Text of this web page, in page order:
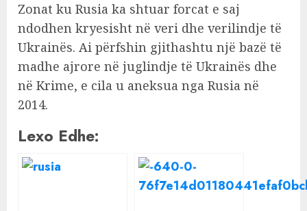
Zonat ku Rusia ka shtuar forcat e saj
ndodhen kryesisht në veri dhe verilindje të
Ukrainës. Ai përfshin gjithashtu një bazë të
madhe ajrore në juglindje të Ukrainës dhe
në Krime, e cila u aneksua nga Rusia në
2014.
Lexo Edhe: